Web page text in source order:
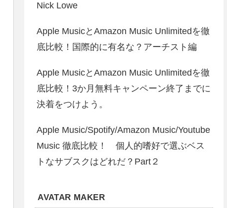
Nick Lowe
Apple MusicとAmazon Music Unlimitedを徹
底比較！国際的に有名な？アーチスト編
Apple MusicとAmazon Music Unlimitedを徹
底比較！3か月無料キャンペーン終了までに
決着をつけよう。
Apple Music/Spotify/Amazon Music/Youtube
Music 徹底比較！ 個人的嗜好で選ぶベス
トなサブスクはどれだ？Part２
AVATAR MAKER